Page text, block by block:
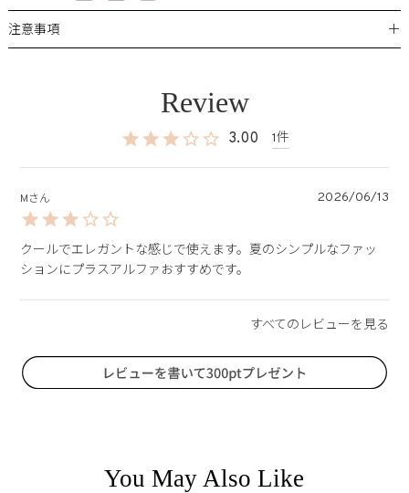
注意事項 ＋
3.00 1
M 2026/06/13
クールでエレガントな感じで使えます。夏のシンプルなファッ
ションにプラスアルファおすすめです。
You May Also Like